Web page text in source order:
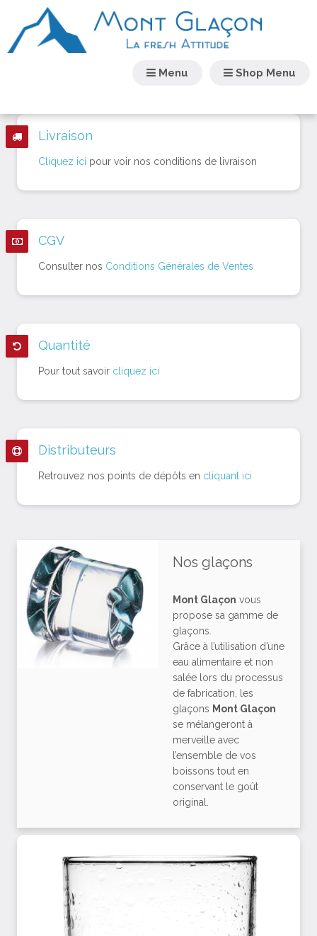
Shop Menu
Menu
Livraison
Cliquez ici pour voir nos conditions de livraison
CGV
Consulter nos Conditions Générales de Ventes
Quantité
Pour tout savoir cliquez ici
Distributeurs
Retrouvez nos points de dépôts en cliquant ici
Nos glaçons
Mont Glaçon vous
propose sa gamme de
glaçons.
Grâce à l’utilisation d’une
eau alimentaire et non
salée lors du processus
de fabrication, les
glaçons Mont Glaçon
se mélangeront à
merveille avec
l’ensemble de vos
boissons tout en
conservant le goût
original.